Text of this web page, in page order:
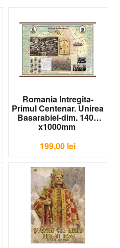
Romania Intregita-
Primul Centenar. Unirea
Basarabiei-dim. 1400
x1000mm
199.00 lei